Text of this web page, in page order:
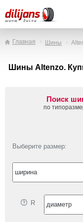
Главная Шины
Шины Altenzo.
Поиск
по
Выберите размер:
R